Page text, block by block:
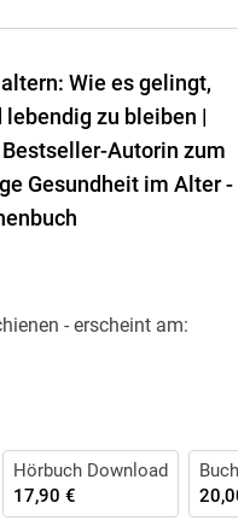
Wie es gelingt,
zu bleiben |
Bestseller-Autorin zum
Gesundheit im Alter -
- erscheint am:
Hörbuch Download
17,90 €
Buch
20,00